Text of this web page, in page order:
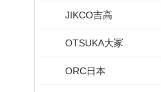
JIKCO吉高
OTSUKA大冢
ORC日本